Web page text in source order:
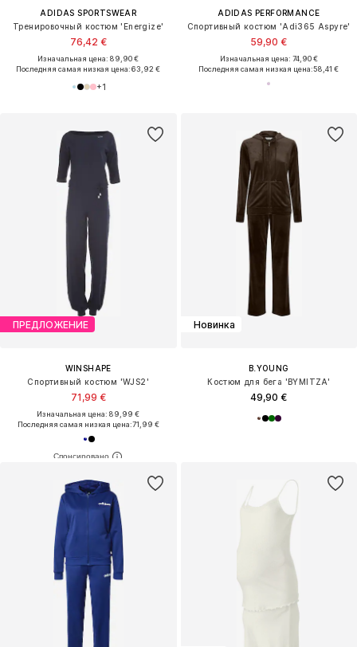
ADIDAS SPORTSWEAR
Тренировочный костюм 'Energize'
76,42 €
Изначальная цена: 89,90 €
Последняя самая низкая цена:63,92 €
+1
ADIDAS PERFORMANCE
Спортивный костюм 'Adi365 Aspyre'
59,90 €
Изначальная цена: 74,90 €
Последняя самая низкая цена:58,41 €
ПРЕДЛОЖЕНИЕ
WINSHAPE
Спортивный костюм 'WJS2'
71,99 €
Изначальная цена: 89,99 €
Последняя самая низкая цена:71,99 €
Новинка
B.YOUNG
Костюм для бега 'BYMITZA'
49,90 €